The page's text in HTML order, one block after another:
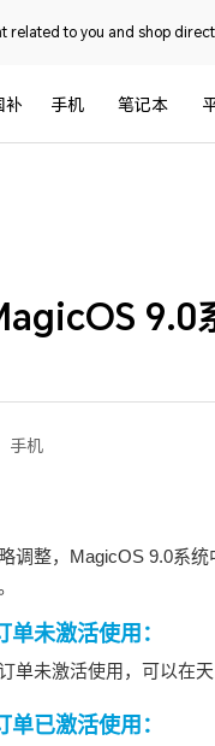
related to you and shop
补 手机 笔记本
9.0
手机
调整，MagicOS 9.0系
单未激活使用：
单未激活使用，可以在
单已激活使用：